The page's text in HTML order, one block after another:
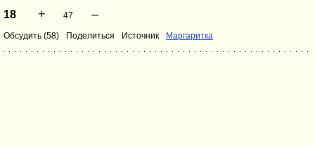
18 + 47 –
Обсудить (58) Поделиться Источник Маргаритка